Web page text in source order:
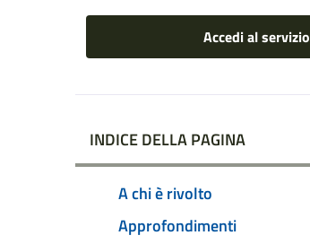
Accedi al servizio
INDICE DELLA PAGINA
A chi è rivolto
Approfondimenti